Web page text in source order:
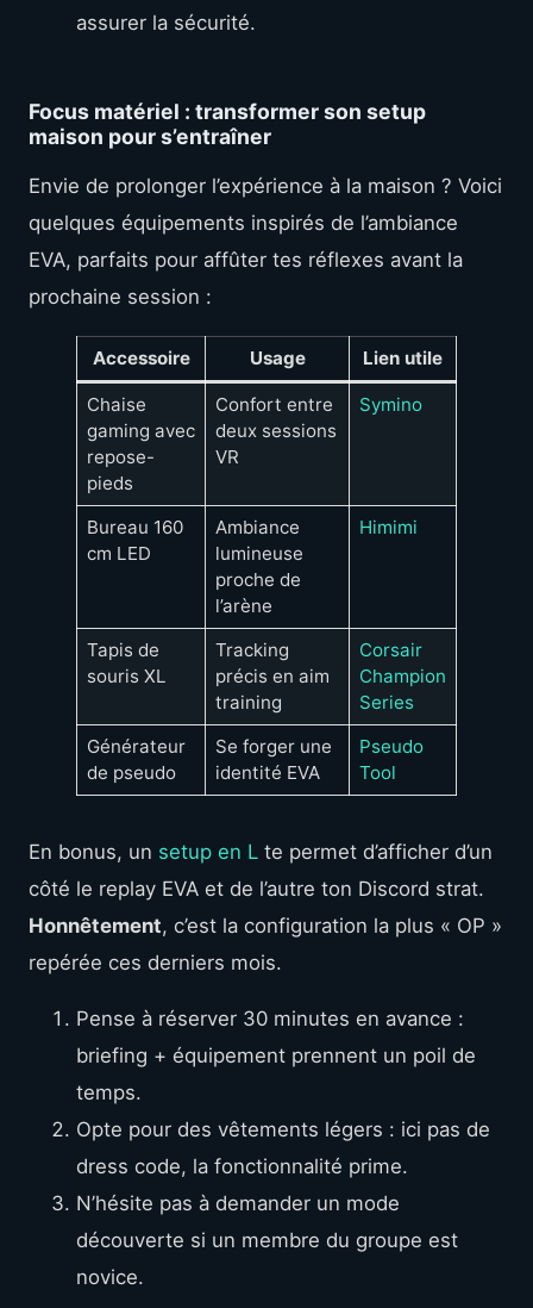
assurer la sécurité.
Focus matériel : transformer son setup
maison pour s’entraîner
Envie de prolonger l’expérience à la maison ? Voici
quelques équipements inspirés de l’ambiance
EVA, parfaits pour affûter tes réflexes avant la
prochaine session :
Accessoire Usage Lien utile
Chaise
gaming avec
repose-
pieds
Confort entre
deux sessions
VR
Symino
Bureau 160
cm LED
Ambiance
lumineuse
proche de
l’arène
Himimi
Tapis de
souris XL
Tracking
précis en aim
training
Corsair
Champion
Series
Générateur
de pseudo
Se forger une
identité EVA
Pseudo
Tool
En bonus, un setup en L te permet d’afficher d’un
côté le replay EVA et de l’autre ton Discord strat.
Honnêtement, c’est la configuration la plus « OP »
repérée ces derniers mois.
Pense à réserver 30 minutes en avance :
briefing + équipement prennent un poil de
temps.
Opte pour des vêtements légers : ici pas de
dress code, la fonctionnalité prime.
N’hésite pas à demander un mode
découverte si un membre du groupe est
novice.